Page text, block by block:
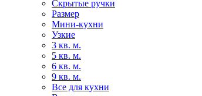
Скрытые ручки
Размер
Мини-кухни
Узкие
3 кв. м.
5 кв. м.
6 кв. м.
9 кв. м.
Все для кухни